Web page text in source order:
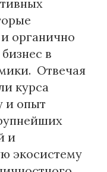
органично
в
Отвечая
курса
и опыт
и
экосистему